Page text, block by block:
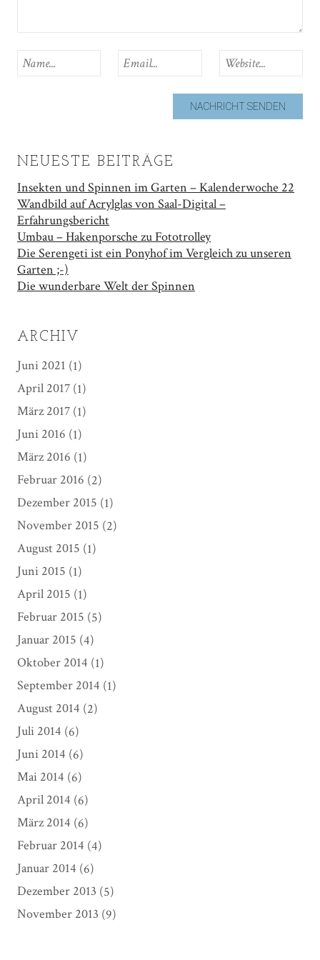
NEUESTE BEITRÄGE
Insekten und Spinnen im Garten – Kalenderwoche 22
Wandbild auf Acrylglas von Saal-Digital –
Erfahrungsbericht
Umbau – Hakenporsche zu Fototrolley
Die Serengeti ist ein Ponyhof im Vergleich zu unseren
Garten ;-)
Die wunderbare Welt der Spinnen
ARCHIV
Juni 2021 (1)
April 2017(1)
März 2017(1)
Juni 2016 (1)
März 2016 (1)
Februar 2016 (2)
Dezember 2015 (1)
November 2015 (2)
August 2015 (1)
Juni 2015 (1)
April 2015 (1)
Februar 2015 (5)
Januar 2015 (4)
Oktober 2014 (1)
September 2014 (1)
August 2014 (2)
Juli 2014 (6)
Juni 2014 (6)
Mai 2014 (6)
April 2014 (6)
März 2014 (6)
Februar 2014 (4)
Januar 2014 (6)
Dezember 2013 (5)
November 2013 (9)